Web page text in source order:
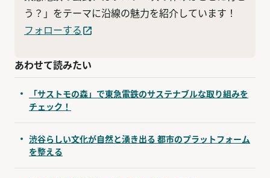
う？」をテーマに沿線の魅力を紹介しています！
フォローする
あわせて読みたい
「サストモの森」で東急電鉄のサステナブルな取り組みを
チェック！
渋谷らしい文化が自然と湧き出る 都市のプラットフォーム
を整える